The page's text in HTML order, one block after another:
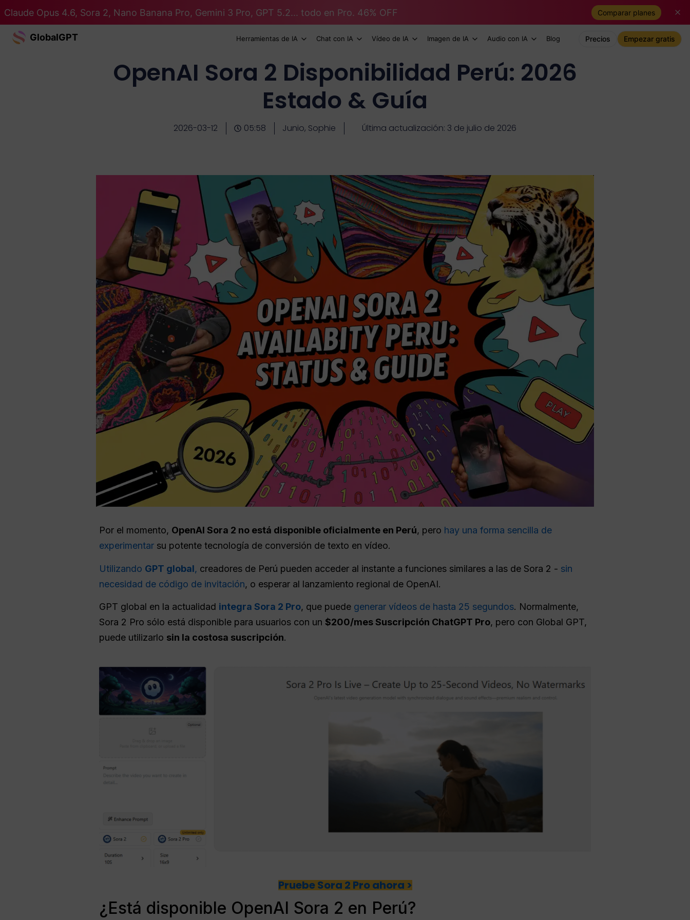
Claude Opus 4.6, Sora 2, Nano Banana Pro, Gemini 3 Pro, GPT 5.2... todo en Pro. 46% OFF Comparar planes
GlobalGPT Herramientas de IA Chat con IA Vídeo de IA Imagen de IA Audio con IA Blog Precios Empezar gratis
OpenAI Sora 2 Disponibilidad Perú: 2026
Estado & Guía
2026-03-12 05:58 Junio, Sophie Última actualización: 3 de julio de 2026
Por el momento, OpenAI Sora 2 no está disponible oficialmente en Perú, pero hay una forma sencilla de
experimentar su potente tecnología de conversión de texto en vídeo.
Utilizando GPT global, creadores de Perú pueden acceder al instante a funciones similares a las de Sora 2 - sin
necesidad de código de invitación, o esperar al lanzamiento regional de OpenAI.
GPT global en la actualidad integra Sora 2 Pro, que puede generar vídeos de hasta 25 segundos. Normalmente,
Sora 2 Pro sólo está disponible para usuarios con un $200/mes Suscripción ChatGPT Pro, pero con Global GPT,
puede utilizarlo sin la costosa suscripción.
Pruebe Sora 2 Pro ahora >
¿Está disponible OpenAI Sora 2 en Perú?